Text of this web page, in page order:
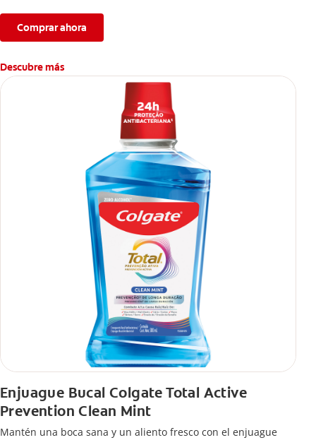
Comprar ahora
Descubre más
Enjuague Bucal Colgate Total Active
Prevention Clean Mint
Mantén una boca sana y un aliento fresco con el enjuague